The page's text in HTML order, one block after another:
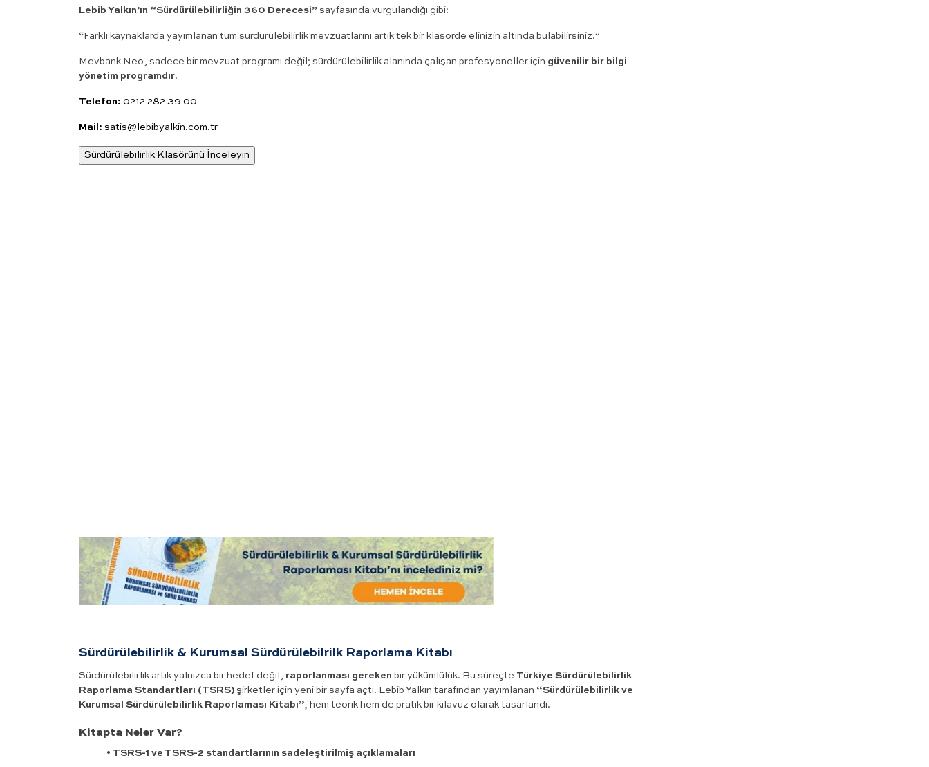
Lebib Yalkın’ın “Sürdürülebilirliğin 360 Derecesi” sayfasında vurgulandığı gibi:
“Farklı kaynaklarda yayımlanan tüm sürdürülebilirlik mevzuatlarını artık tek bir klasörde elinizin altında bulabilirsiniz.”
Mevbank Neo, sadece bir mevzuat programı değil; sürdürülebilirlik alanında çalışan profesyoneller için güvenilir bir bilgi
yönetim programdır.
Telefon: 0212 282 39 00
Mail: satis@lebibyalkin.com.tr
Sürdürülebilirlik & Kurumsal Sürdürülebilrilk Raporlama Kitabı
Sürdürülebilirlik artık yalnızca bir hedef değil, raporlanması gereken bir yükümlülük. Bu süreçte Türkiye Sürdürülebilirlik
Raporlama Standartları (TSRS) şirketler için yeni bir sayfa açtı. Lebib Yalkın tarafından yayımlanan “Sürdürülebilirlik ve
Kurumsal Sürdürülebilirlik Raporlaması Kitabı”, hem teorik hem de pratik bir kılavuz olarak tasarlandı.
Kitapta Neler Var?
• TSRS-1 ve TSRS-2 standartlarının sadeleştirilmiş açıklamaları